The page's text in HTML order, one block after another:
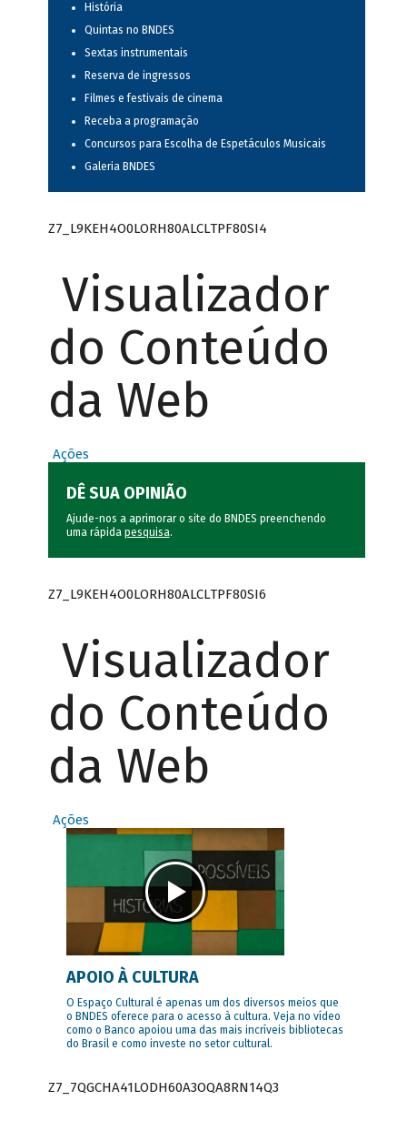
História
Quintas no BNDES
Sextas instrumentais
Reserva de ingressos
Filmes e festivais de cinema
Receba a programação
Concursos para Escolha de Espetáculos Musicais
Galeria BNDES
Z7_L9KEH4O0LORH80ALCLTPF80SI4
Visualizador
do Conteúdo
da Web
Ações
DÊ SUA OPINIÃO
Ajude-nos a aprimorar o site do BNDES preenchendo
uma rápida pesquisa.
Z7_L9KEH4O0LORH80ALCLTPF80SI6
Visualizador
do Conteúdo
da Web
Ações
APOIO À CULTURA
O Espaço Cultural é apenas um dos diversos meios que
o BNDES oferece para o acesso à cultura. Veja no vídeo
como o Banco apoiou uma das mais incríveis bibliotecas
do Brasil e como investe no setor cultural.
Z7_7QGCHA41LODH60A3OQA8RN14Q3